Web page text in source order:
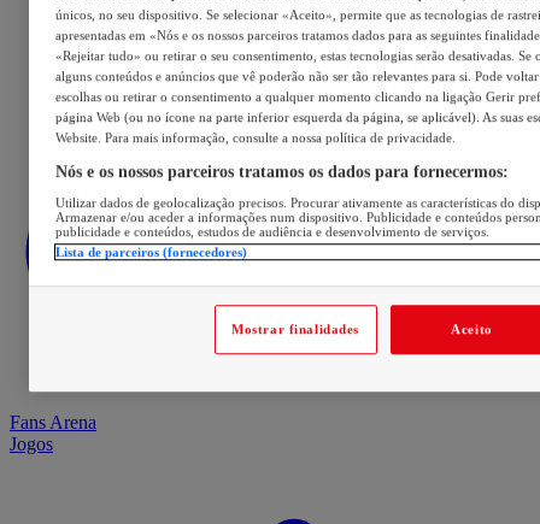
Fans Arena
Jogos
únicos, no seu dispositivo. Se selecionar «Aceito», permite que as tecnologias de
apresentadas em «Nós e os nossos parceiros tratamos dados para as seguintes
«Rejeitar tudo» ou retirar o seu consentimento, estas tecnologias serão desativadas. Se
alguns conteúdos e anúncios que vê poderão não ser tão relevantes para si. Pode voltar
escolhas ou retirar o consentimento a qualquer momento clicando na ligação Gerir
página Web (ou no ícone na parte inferior esquerda da página, se aplicável). As suas
Website. Para mais informação, consulte a nossa política de privacidade.
Nós e os nossos parceiros tratamos os dados para fornecermos:
Utilizar dados de geolocalização precisos. Procurar ativamente as características do
Armazenar e/ou aceder a informações num dispositivo. Publicidade e conteúdos
publicidade e conteúdos, estudos de audiência e desenvolvimento de serviços.
Lista de parceiros (fornecedores)
Mostrar finalidades Aceito